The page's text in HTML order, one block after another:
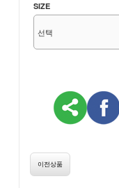
SIZE
이전상품